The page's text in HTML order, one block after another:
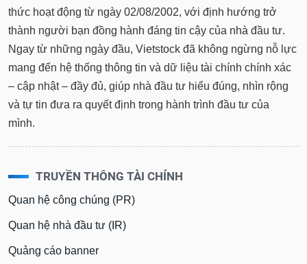
thức hoạt động từ ngày 02/08/2002, với định hướng trở
thành người bạn đồng hành đáng tin cậy của nhà đầu tư.
Ngay từ những ngày đầu, Vietstock đã không ngừng nỗ lực
mang đến hệ thống thông tin và dữ liệu tài chính chính xác
– cập nhật – đầy đủ, giúp nhà đầu tư hiểu đúng, nhìn rộng
và tự tin đưa ra quyết định trong hành trình đầu tư của
mình.
TRUYỀN THÔNG TÀI CHÍNH
Quan hệ công chúng (PR)
Quan hệ nhà đầu tư (IR)
Quảng cáo banner